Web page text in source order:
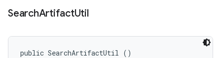
SearchArtifactUtil
public SearchArtifactUtil ()